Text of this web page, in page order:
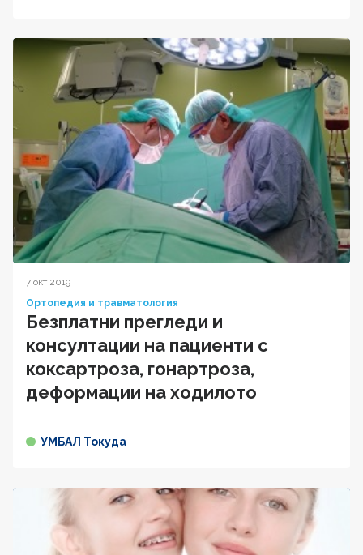
7 окт 2019
Ортопедия и травматология
Безплатни прегледи и
консултации на пациенти с
коксартроза, гонартроза,
деформации на ходилото
УМБАЛ Токуда